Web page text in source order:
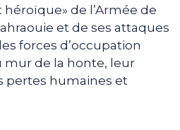
de l’Armée de
et de ses attaques
forces d’occupation
mur de la honte, leur
pertes humaines et